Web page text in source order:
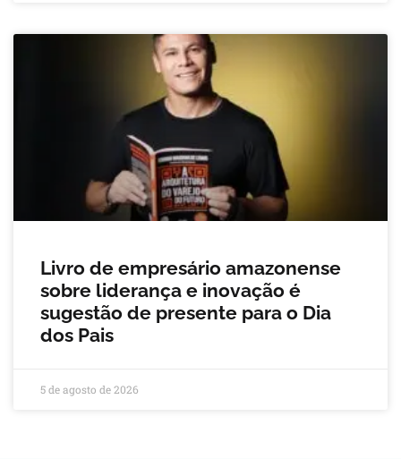
Livro de empresário amazonense
sobre liderança e inovação é
sugestão de presente para o Dia
dos Pais
5 de agosto de 2026